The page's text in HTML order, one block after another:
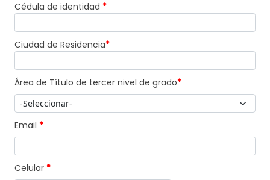
Cédula de identidad *
Ciudad de Residencia*
Área de Título de tercer nivel de grado*
Email *
Celular *